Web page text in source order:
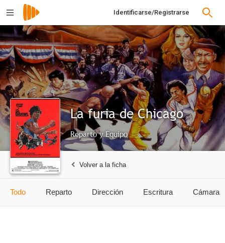
Identificarse/Registrarse
La furia de Chicago
Reparto y Equipo
Volver a la ficha
Todo Reparto Dirección Escritura Cámara